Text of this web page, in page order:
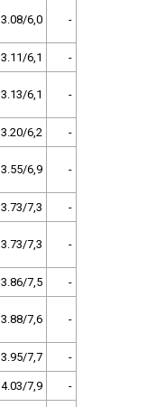
3.08/6,0 -
3.11/6,1 -
3.13/6,1 -
3.20/6,2 -
3.55/6,9 -
3.73/7,3 -
3.73/7,3 -
3.86/7,5 -
3.88/7,6 -
3.95/7,7 -
4.03/7,9 -